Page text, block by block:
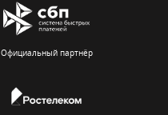
Официальный партнёр